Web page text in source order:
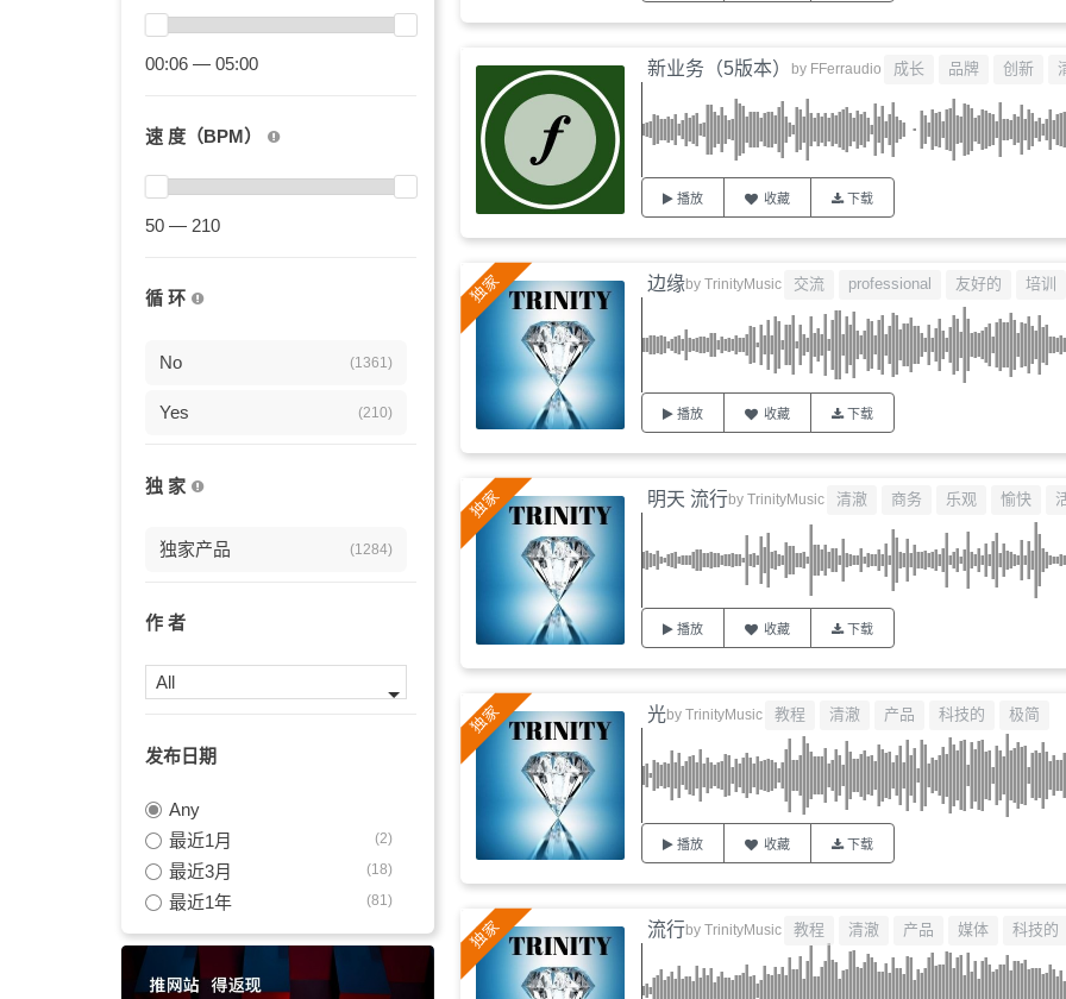
灵感
科技
钢琴
愉快 (301)
平和 (279)
吉他 (264)
视频
动力 (250)
励志
正能量
宣传片 (222)
logo (188)
引子 (178)
00:06 — 05:00
速 度（BPM）
50 — 210
循 环
No (1361)
Yes (210)
独 家
独家产品 (1284)
作 者
All
发布日期
Any
最近1月
(2)
最近3月 (18)
最近1年 (81)
新业务（5版本） by FFerraudio 成长 品牌 创新
播放 收藏 下载
边缘by TrinityMusic 交流 professional 友好的 培训
播放 收藏 下载
明天 流行by TrinityMusic 清澈 商务 乐观 愉快
播放 收藏 下载
光by TrinityMusic 教程 清澈 产品 科技的 极简
播放 收藏 下载
流行by TrinityMusic 教程 清澈 产品 媒体 科技的